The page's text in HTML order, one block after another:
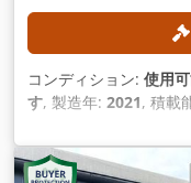
コンディション: 使用可
す, 製造年: 2021, 積載
クス, 建設高:1,975